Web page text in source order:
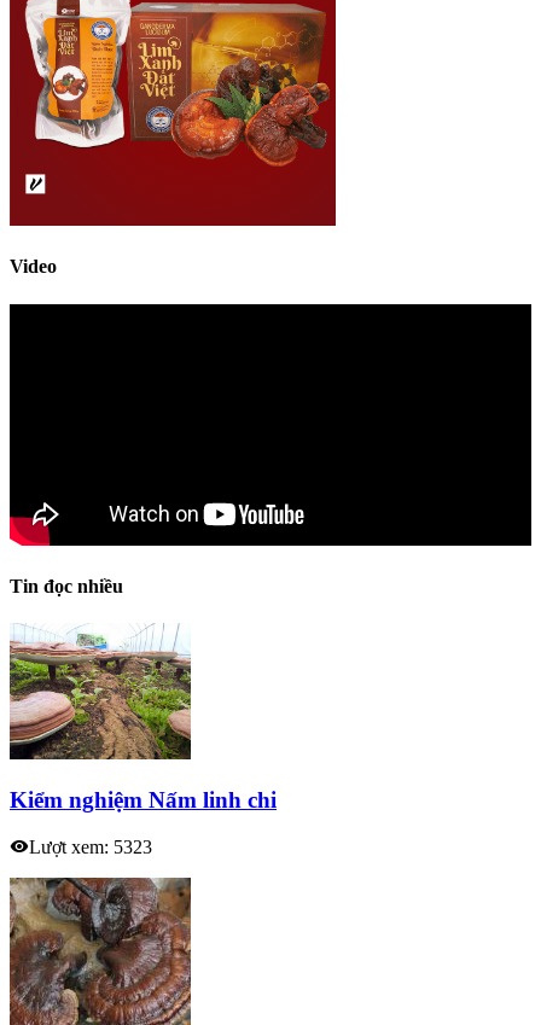
Video
Tin đọc nhiều
Kiểm nghiệm Nấm linh chi
Lượt xem: 5323